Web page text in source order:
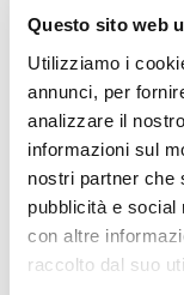
Questo sito web
Utilizziamo i
annunci, per
analizzare il
informazioni sul
nostri partner che
pubblicità e social
con altre
raccolto dal suo
Oggetto:
n.5 polizza - N.
PERIODO
Elenco
Codice Fiscale:
Procedura di
Affidamento ai
Aziendale per